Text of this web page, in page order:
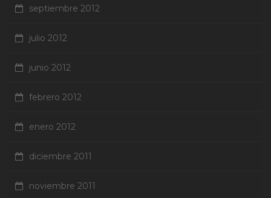
septiembre 2012
julio 2012
junio 2012
febrero 2012
enero 2012
diciembre 2011
noviembre 2011